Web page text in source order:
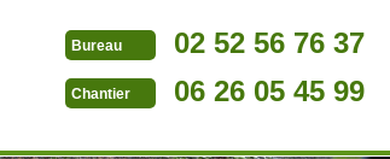
Bureau 02 52 56 76 37
Chantier 06 26 05 45 99